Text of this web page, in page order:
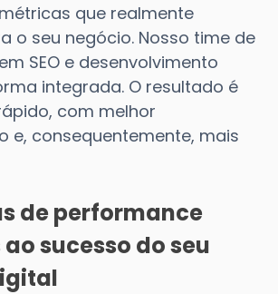
que realmente
o seu negócio. Nosso time de
SEO e desenvolvimento
integrada. O resultado é
com melhor
e, consequentemente, mais
de performance
sucesso do seu